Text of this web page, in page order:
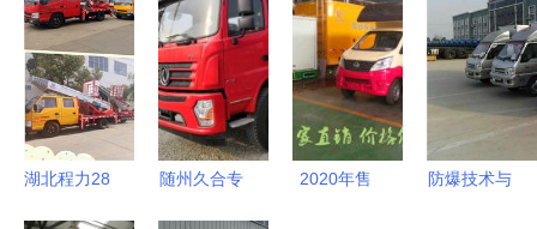
专用汽车销
售专家
完美融合
解析及专用
汽车销售服
务
公司 专用
汽车供应与
销售一体化
解决方案
湖北程力28
随州久合专
2020年售
防爆技术与